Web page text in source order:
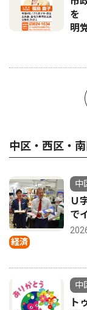
を
明
中区・西区・
経済
中
Ｕ
で
中
ト